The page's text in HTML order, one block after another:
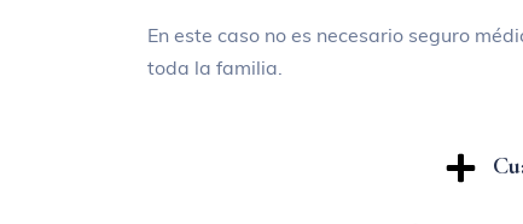
En este caso no es necesario seguro
toda la familia.